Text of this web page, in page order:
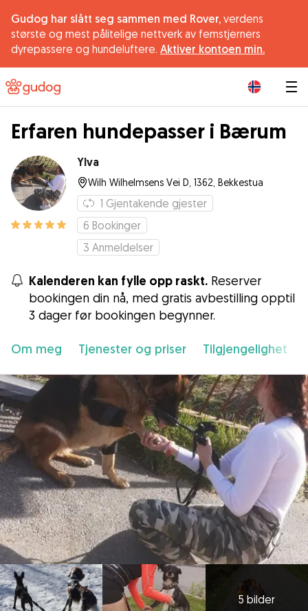
Gudog har slått seg sammen med Rover, verdens
største og mest pålitelige nettverk av femstjerners
dyrepassere og hundeluftere. Aktiver kontoen min.
Erfaren hundepasser i Bærum
Ylva
Wilh Wilhelmsens Vei D, 1362, Bekkestua
1 Gjentakende gjester
6 Bookinger
3 Anmeldelser
Kalenderen kan fylle opp raskt. Reserver
bookingen din nå, med gratis avbestilling opptil
3 dager før bookingen begynner.
Om meg Tjenester og priser Tilgjengelighet
5 bilder